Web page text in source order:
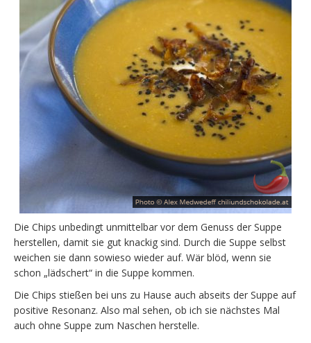
Die Chips unbedingt unmittelbar vor dem Genuss der Suppe
herstellen, damit sie gut knackig sind. Durch die Suppe selbst
weichen sie dann sowieso wieder auf. Wär blöd, wenn sie
schon „lädschert“ in die Suppe kommen.
Die Chips stießen bei uns zu Hause auch abseits der Suppe auf
positive Resonanz. Also mal sehen, ob ich sie nächstes Mal
auch ohne Suppe zum Naschen herstelle.